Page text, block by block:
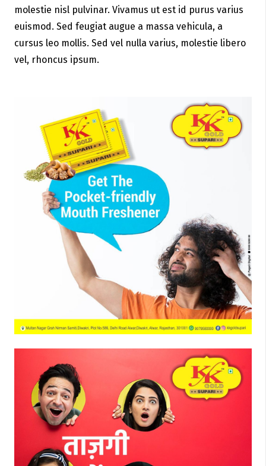
molestie nisl pulvinar. Vivamus ut est id purus varius
euismod. Sed feugiat augue a massa vehicula, a
cursus leo mollis. Sed vel nulla varius, molestie libero
vel, rhoncus ipsum.